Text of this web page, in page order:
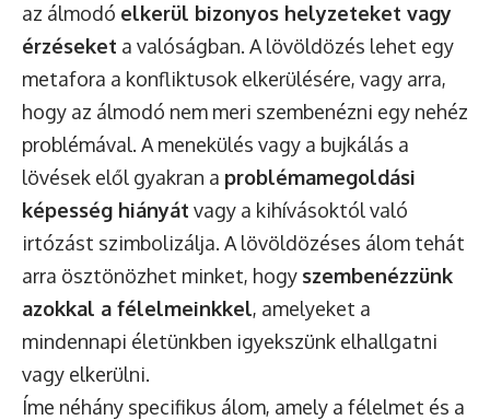
az álmodó elkerül bizonyos helyzeteket vagy
érzéseket a valóságban. A lövöldözés lehet egy
metafora a konfliktusok elkerülésére, vagy arra,
hogy az álmodó nem meri szembenézni egy nehéz
problémával. A menekülés vagy a bujkálás a
lövések elől gyakran a problémamegoldási
képesség hiányát vagy a kihívásoktól való
irtózást szimbolizálja. A lövöldözéses álom tehát
arra ösztönözhet minket, hogy szembenézzünk
azokkal a félelmeinkkel, amelyeket a
mindennapi életünkben igyekszünk elhallgatni
vagy elkerülni.
Íme néhány specifikus álom, amely a félelmet és a